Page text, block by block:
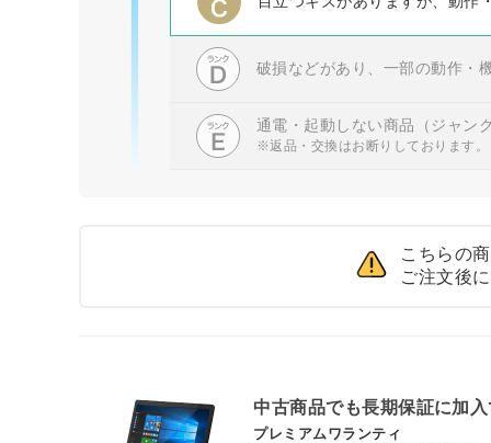
破損などがあり、一部の動作・
通電・起動しない商品（ジャン
※返品・交換はお断りしております。
こちらの
ご注文後
中古商品でも長期保証に加
プレミアムワランティ